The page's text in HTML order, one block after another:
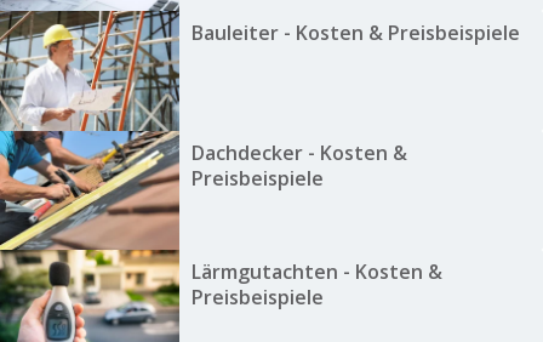
Bauleiter - Kosten & Preisbeispiele
Dachdecker - Kosten &
Preisbeispiele
Lärmgutachten - Kosten &
Preisbeispiele